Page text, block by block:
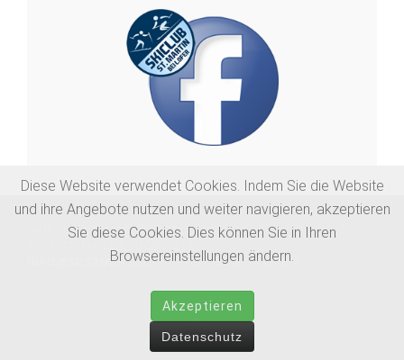
SKICLUB ST. MARTIN BEI LOFER
INFO@SCSTMARTIN.ATTEL. 0664 37 45 809
Diese Website verwendet Cookies. Indem Sie die Website
und ihre Angebote nutzen und weiter navigieren, akzeptieren
Sie diese Cookies. Dies können Sie in Ihren
Browsereinstellungen ändern.
Akzeptieren
Datenschutz